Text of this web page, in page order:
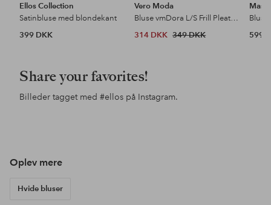
Ellos Collection
Satinbluse med blondekant
399 DKK
Vero Moda
Bluse vmDora L/S Frill Pleat Top
314 DKK 349 DKK
Masai
599
Share your favorites!
Billeder tagget med #ellos på Instagram.
Oplev mere
Hvide bluser